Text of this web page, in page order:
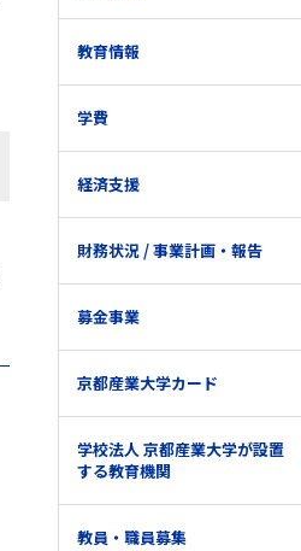
教育情報
学費
経済支援
財務状況 / 事業計画・報告
募金事業
京都産業大学カード
学校法人 京都産業大学が設置
する教育機関
教員・職員募集